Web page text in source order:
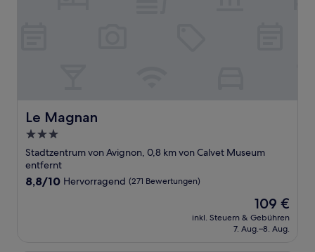
Le Magnan
Le Magnan
3.0-
Sterne-
Unterkunft
Stadtzentrum von Avignon, 0,8 km von Calvet Museum
entfernt
8.8
8,8/10 Hervorragend (271 Bewertungen)
Der
Preis
beträgt
109 €
inkl. Steuern & Gebühren
7. Aug.–8. Aug.